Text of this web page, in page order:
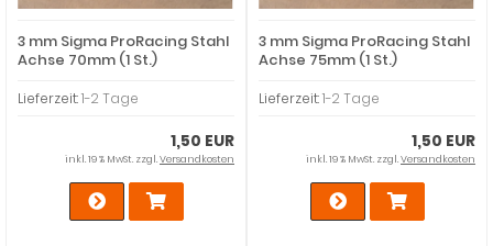
3 mm Sigma ProRacing Stahl
Achse 70mm (1 St.)
Lieferzeit:1-2 Tage
1,50 EUR
inkl. 19 % MwSt. zzgl.Versandkosten
3 mm Sigma ProRacing Stahl
Achse 75mm (1 St.)
Lieferzeit:1-2 Tage
1,50 EUR
inkl. 19 % MwSt. zzgl.Versandkosten